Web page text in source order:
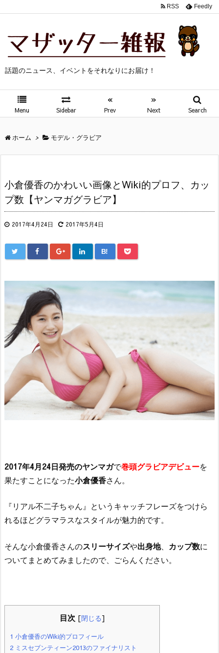
話題のニュース、イベントをそれなりにお届け！
Menu Sidebar
«
Prev
»
Next Search
RSS Feedly
ホーム > モデル・グラビア
小倉優香のかわいい画像とWiki的プロフ、カッ
プ数【ヤンマガグラビア】
2017年4月24日 2017年5月4日
B!
2017年4月24日発売のヤンマガで巻頭グラビアデビューを
果たすことになった小倉優香さん。
『リアル不二子ちゃん』というキャッチフレーズをつけら
れるほどグラマラスなスタイルが魅力的です。
そんな小倉優香さんのスリーサイズや出身地、 カップ数に
ついてまとめてみましたので、ごらんください。
目次 [閉じる]
1 小倉優香のWiki的プロフィール
2 ミスセブンティーン2013のファイナリスト